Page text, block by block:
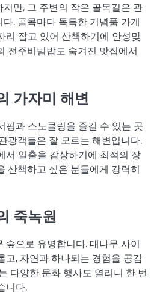
만, 그 주변의 작은 골목길은 관
. 골목마다 독특한 기념품 가게
리 잡고 있어 산책하기에 안성맞
전주비빔밥도 숨겨진 맛집에서
가자미 해변
핑과 스노클링을 즐길 수 있는 곳
광객들은 잘 모르는 해변입니다.
서 일출을 감상하기에 최적의 장
산책하고 싶은 분들에게 강력히
죽녹원
숲으로 유명합니다. 대나무 사이
고, 자연과 하나되는 경험을 공감
다양한 문화 행사도 열리니 한 번
니다.